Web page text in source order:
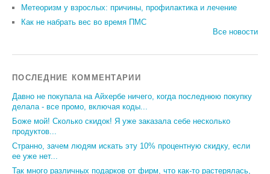
Метеоризм у взрослых: причины, профилактика и лечение
Как не набрать вес во время ПМС
Все новости
ПОСЛЕДНИЕ КОММЕНТАРИИ
Давно не покупала на Айхербе ничего, когда последнюю покупку
делала - все промо, включая коды...
Боже мой! Сколько скидок! Я уже заказала себе несколько
продуктов...
Странно, зачем людям искать эту 10% процентную скидку, если
ее уже нет...
Так много различных подарков от фирм, что как-то растерялась,